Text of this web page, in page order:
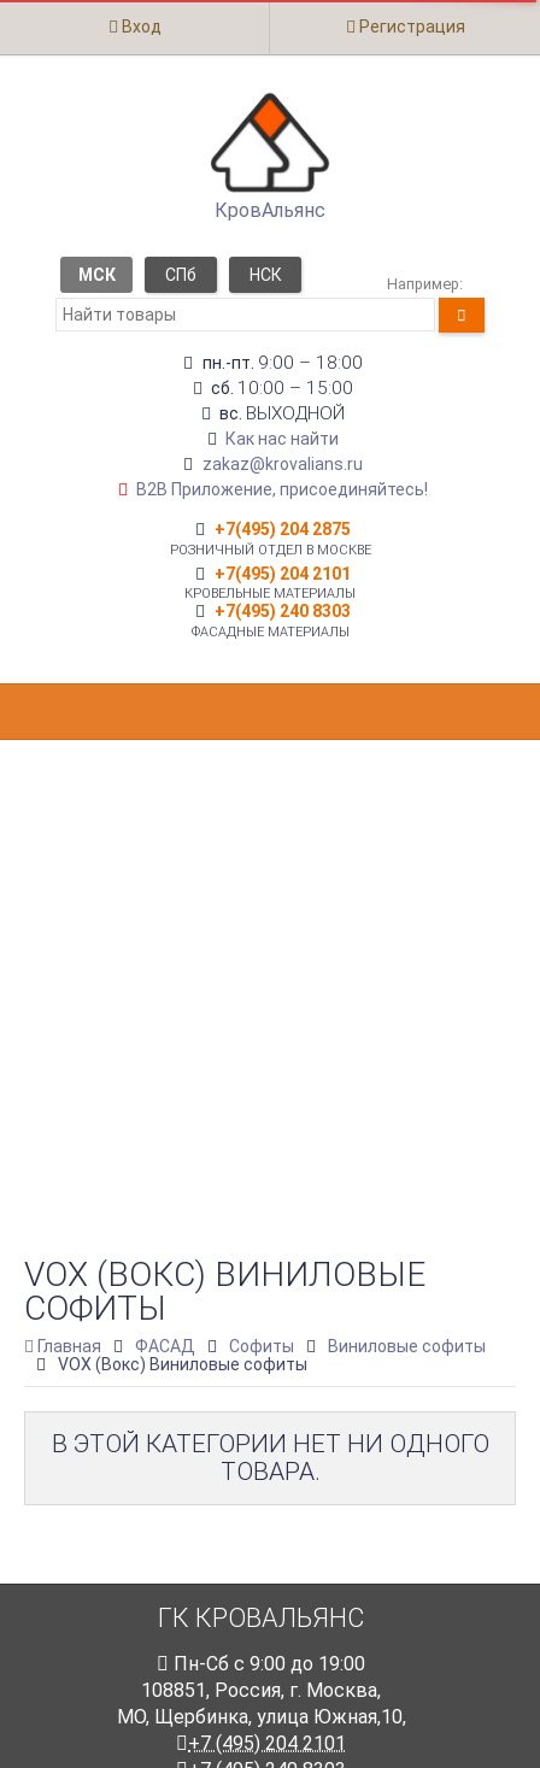
Вход Регистрация
КровАльянс
МСК СПб НСК Например:
пн.-пт. 9:00 – 18:00
сб. 10:00 – 15:00
вс. ВЫХОДНОЙ
Как нас найти
zakaz@krovalians.ru
B2B Приложение, присоединяйтесь!
+7(495) 204 2875
РОЗНИЧНЫЙ ОТДЕЛ В МОСКВЕ
+7(495) 204 2101
КРОВЕЛЬНЫЕ МАТЕРИАЛЫ
+7(495) 240 8303
ФАСАДНЫЕ МАТЕРИАЛЫ
VOX (ВОКС) ВИНИЛОВЫЕ
СОФИТЫ
Главная ФАСАД Софиты
Виниловые софиты
VOX (Вокс) Виниловые софиты
В ЭТОЙ КАТЕГОРИИ НЕТ НИ ОДНОГО
ТОВАРА.
ГК КРОВАЛЬЯНС
Пн-Cб с 9:00 до 19:00
108851, Россия, г. Москва,
МО, Щербинка, улица Южная,10,
+7 (495) 204 2101